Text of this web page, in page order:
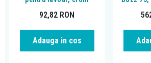
92,82 RON
Adauga in cos